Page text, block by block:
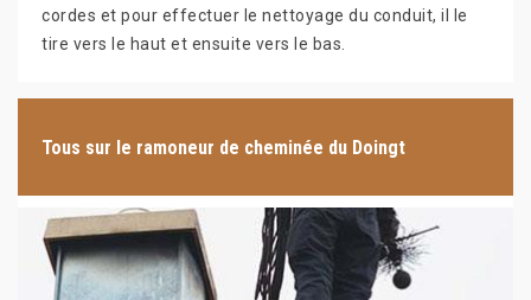
cordes et pour effectuer le nettoyage du conduit, il le
tire vers le haut et ensuite vers le bas.
Tous sur le ramoneur de cheminée du Doingt